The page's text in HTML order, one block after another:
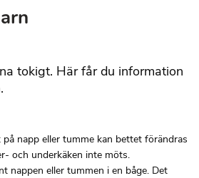
tokigt. Här får du information
napp eller tumme kan bettet förändras
och underkäken inte möts.
nappen eller tummen i en båge. Det